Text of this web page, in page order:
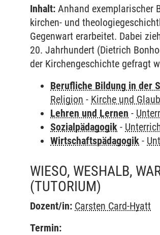
Inhalt: Anhand exemplarischer
kirchen- und
Gegenwart erarbeitet. Dabei
20. Jahrhundert (Dietrich
der Kirchengeschichte gefragt
Berufliche Bildung in der
Religion - Kirche und
Lehren und Lernen -
Sozialpädagogik -
Wirtschaftspädagogik -
WIESO, WESHALB,
(TUTORIUM)
Dozent/in: Carsten Card-Hyatt
Termin: